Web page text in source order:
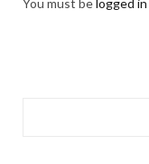
You must belogged in